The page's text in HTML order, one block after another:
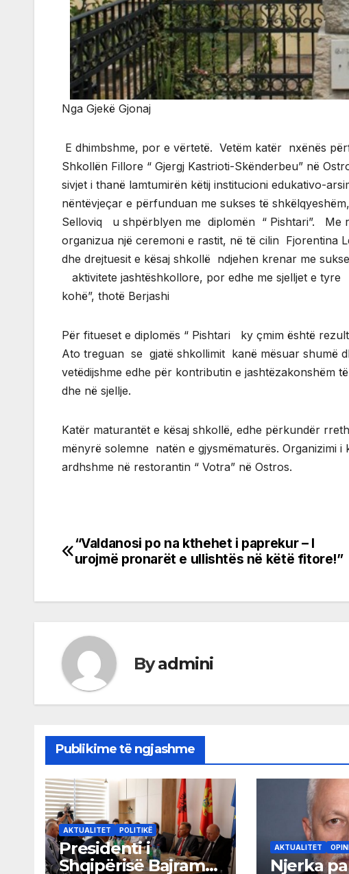
Nga Gjekë Gjonaj
E dhimbshme, por e vërtetë. Vetëm katër nxënës
Shkollën Fillore “ Gjergj Kastrioti-Skënderbeu” në
sivjet i thanë lamtumirën këtij institucioni edukativo-
nëntëvjeçar e përfunduan me sukses të
Selloviq u shpërblyen me diplomën “ Pishtari”. Me
organizua një ceremoni e rastit, në të cilin Fjorentina
dhe drejtuesit e kësaj shkollë ndjehen krenar me
aktivitete jashtëshkollore, por edhe me sjelljet e
kohë”, thotë Berjashi
Për fitueset e diplomës “ Pishtari ky çmim është
Ato treguan se gjatë shkollimit kanë mësuar shumë
vetëdijshme edhe për kontributin e jashtëzakonshëm
dhe në sjellje.
Katër maturantët e kësaj shkollë, edhe përkundër
mënyrë solemne natën e gjysmëmaturës. Organizimi
ardhshme në restorantin “ Votra” në Ostros.
Post
“Valdanosi po na kthehet i paprekur – I
urojmë pronarët e ullishtës në këtë fitore!”
Byadmini
Publikime të ngjashme
AKTUALITET POLITIKË
Presidenti i
Shqipërisë Bajram
AKTUALITET
Njerka